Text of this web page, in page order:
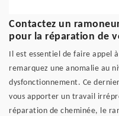
Contactez un
pour la réparation de
Il est essentiel de faire appel
remarquez une anomalie au
dysfonctionnement. Ce
vous apporter un travail
réparation de cheminée, le